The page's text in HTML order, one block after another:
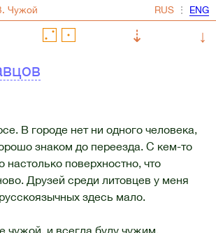
⋮
⇣
↓
В городе нет ни одного человека,
знаком до переезда. С кем-то
настолько поверхностно, что
Друзей среди литовцев у меня
здесь мало.
чужой, и всегда буду чужим.